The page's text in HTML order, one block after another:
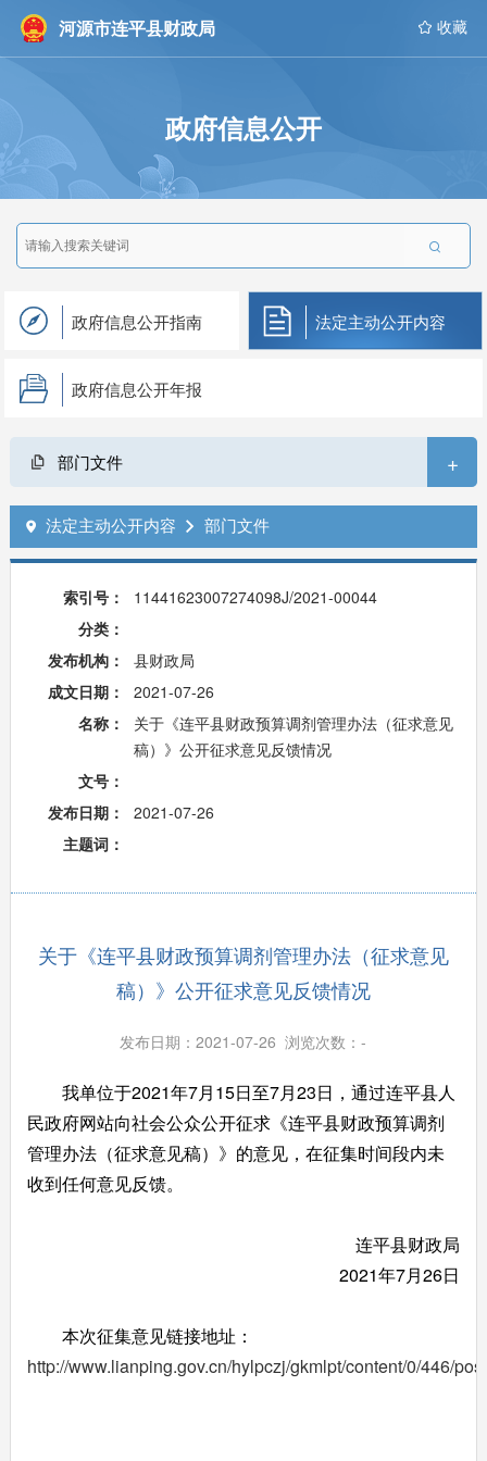
河源市连平县财政局  收藏
政府信息公开

政府信息公开指南 法定主动公开内容
政府信息公开年报
部门文件 +
 法定主动公开内容  部门文件
索引号：
11441623007274098J/2021-00044
分类：
发布机构：
县财政局
成文日期：
2021-07-26
名称：
关于《连平县财政预算调剂管理办法（征求意见
稿）》公开征求意见反馈情况
文号：
发布日期：
2021-07-26
主题词：
关于《连平县财政预算调剂管理办法（征求意见
稿）》公开征求意见反馈情况
发布日期：2021-07-26 浏览次数：-
我单位于2021年7月15日至7月23日，通过连平县人
民政府网站向社会公众公开征求《连平县财政预算调剂
管理办法（征求意见稿）》的意见，在征集时间段内未
收到任何意见反馈。
连平县财政局
2021年7月26日
本次征集意见链接地址：
http://www.lianping.gov.cn/hylpczj/gkmlpt/content/0/446/